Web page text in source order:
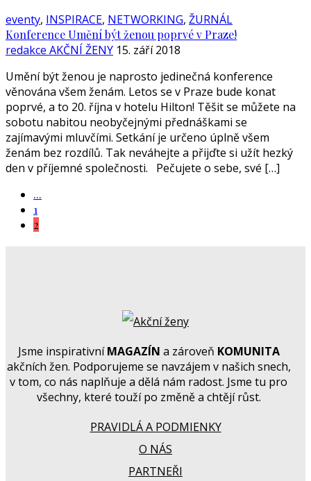
eventy, INSPIRACE, NETWORKING, ŽURNÁL
Konference Umění být ženou poprvé v Praze!
redakce AKČNÍ ŽENY 15. září 2018
Umění být ženou je naprosto jedinečná konference
věnována všem ženám. Letos se v Praze bude konat
poprvé, a to 20. října v hotelu Hilton! Těšit se můžete na
sobotu nabitou neobyčejnými přednáškami se
zajímavými mluvčími. Setkání je určeno úplně všem
ženám bez rozdílů. Tak neváhejte a přijďte si užít hezký
den v příjemné společnosti. Pečujete o sebe, své […]
...
1
2
Jsme inspirativníMAGAZÍN a zároveň KOMUNITA
akčních žen. Podporujeme se navzájem v našich snech,
v tom, co nás naplňuje a dělá nám radost. Jsme tu pro
všechny, které touží po změně a chtějí růst.
PRAVIDLÁ A PODMIENKY
O NÁS
PARTNEŘI